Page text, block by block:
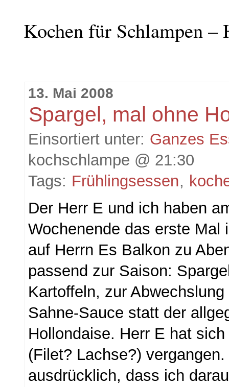
Kochen für Schlampen
13. Mai 2008
Spargel, mal ohne
Einsortiert unter: Ganzes
kochschlampe @ 21:30
Tags: Frühlingsessen,
Der Herr E und ich haben
Wochenende das erste Mal
auf Herrn Es Balkon zu
passend zur Saison:
Kartoffeln, zur
Sahne-Sauce statt der
Hollondaise. Herr E hat
(Filet? Lachse?)
ausdrücklich, dass ich